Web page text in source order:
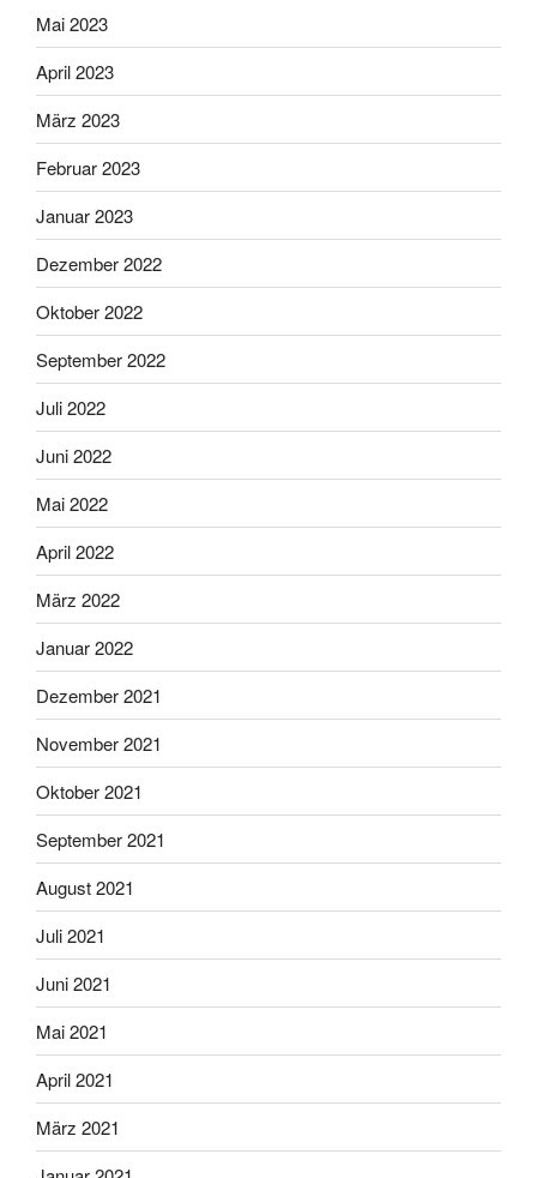
Mai 2023
April 2023
März 2023
Februar 2023
Januar 2023
Dezember 2022
Oktober 2022
September 2022
Juli 2022
Juni 2022
Mai 2022
April 2022
März 2022
Januar 2022
Dezember 2021
November 2021
Oktober 2021
September 2021
August 2021
Juli 2021
Juni 2021
Mai 2021
April 2021
März 2021